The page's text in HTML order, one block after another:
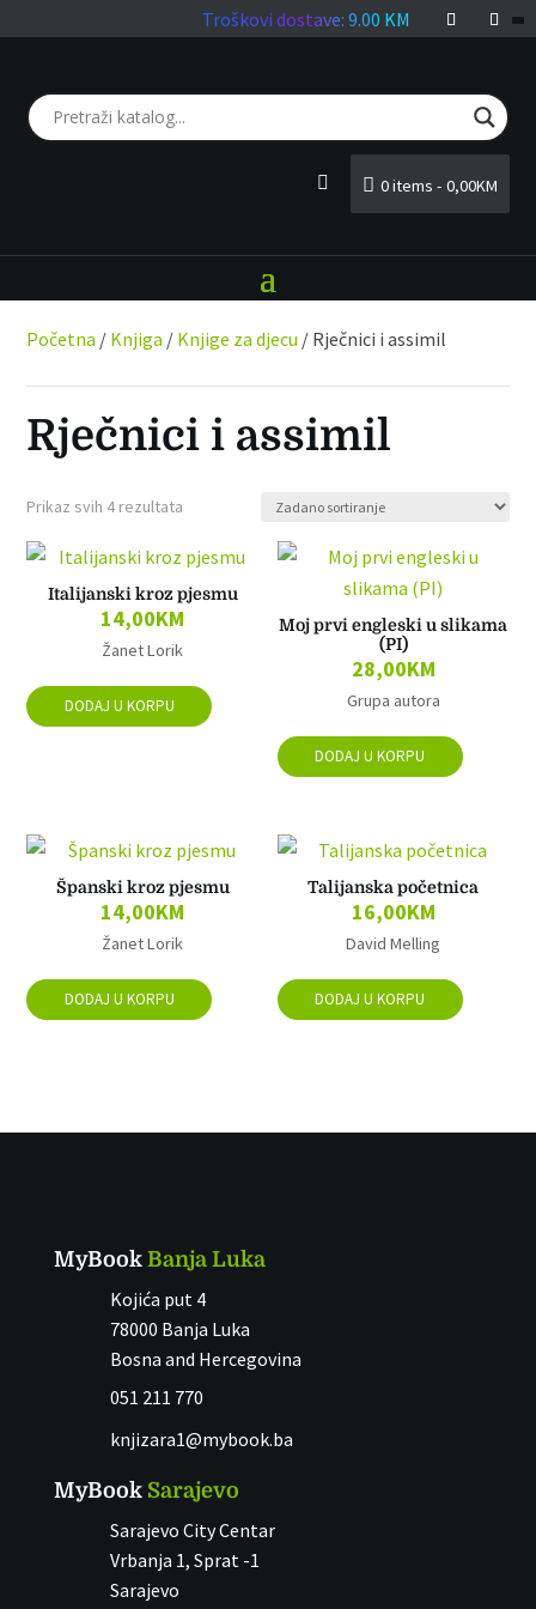
Troškovi dostave: 9.00 KM
0 items 0,00KM
Početna / Knjiga / Knjige za djecu / Rječnici i assimil
Rječnici i assimil
Prikaz svih 4 rezultata
Italijanski kroz pjesmu
14,00KM
Žanet Lorik
DODAJ U KORPU
Moj prvi engleski u slikama
(PI)
28,00KM
Grupa autora
DODAJ U KORPU
Španski kroz pjesmu
14,00KM
Žanet Lorik
DODAJ U KORPU
Talijanska početnica
16,00KM
David Melling
DODAJ U KORPU
MyBook Banja Luka
Kojića put 4
78000 Banja Luka
Bosna and Hercegovina
051 211 770
knjizara1@mybook.ba
MyBook Sarajevo
Sarajevo City Centar
Vrbanja 1, Sprat -1
Sarajevo